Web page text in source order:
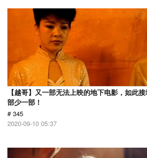
【越哥】又一部无法上映的地下电影，如此
部少一部！
# 345
2020-09-10 05:37